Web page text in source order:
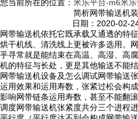
您当前所在的位置： 米乐平台-m6米
简析网带输送机
日期：2020-02-
网带输送机依托它既承载又通透的特
烘干机线、清洗线上更被许多选用。
乎寻常就是能结束在高温、高湿、高
机的特征与长处，更是其他输送不能结
网带输送机设备及怎么调试网带输送
运用效果和运用寿数，张紧过松会构
影响网带链条运用寿数，甚至不能翻
调度网带输送机张紧度共分三个进程